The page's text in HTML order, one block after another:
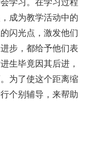
学习。在学习过程
成为教学活动中的
闪光点，激发他们
步，都给予他们表
生毕竟因其后进，
为了使这个距离缩
个别辅导，来帮助